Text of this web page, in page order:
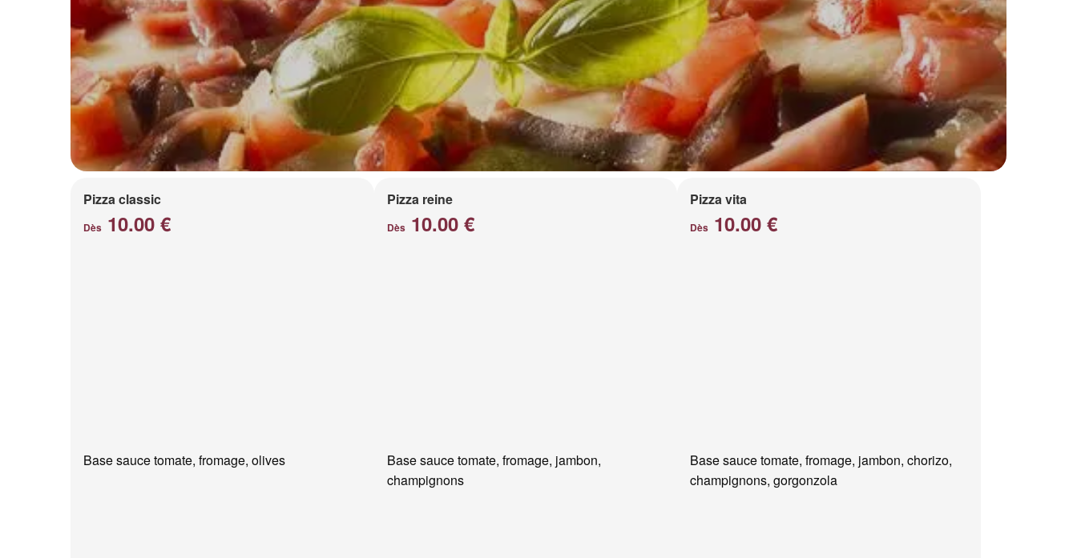
Pizza classic
Dès 10.00 €
Base sauce tomate, fromage, olives
Pizza reine
Dès10.00 €
Base sauce tomate, fromage, jambon,
champignons
Pizza vita
Dès 10.00 €
Base sauce tomate, fromage, jambon, chorizo,
champignons, gorgonzola